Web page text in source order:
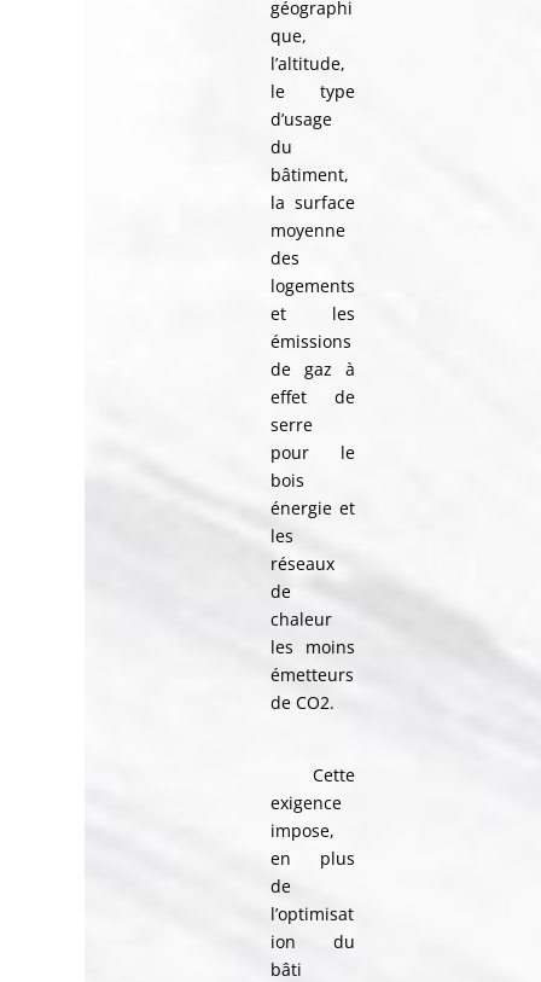
géographi
que,
l’altitude,
le type
d’usage
du
bâtiment,
la surface
moyenne
des
logements
et les
émissions
de gaz à
effet de
serre
pour le
bois
énergie et
les
réseaux
de
chaleur
les moins
émetteurs
de CO2.
Cette
exigence
impose,
en plus
de
l’optimisat
ion du
bâti